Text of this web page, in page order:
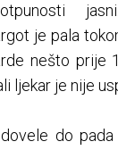
je pala
nešto prije
ljekar je nije
do